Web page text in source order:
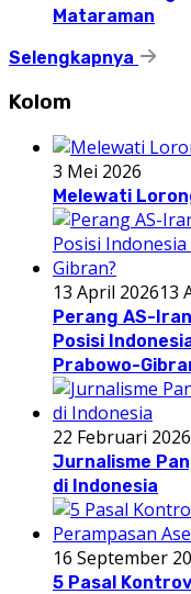
Mataraman
Selengkapnya
Kolom
3 Mei 2026
Melewati
13 April 202613
Perang AS-
Posisi
Prabowo-
22 Februari 2026
Jurnalisme
di Indonesia
16 September
5 Pasal